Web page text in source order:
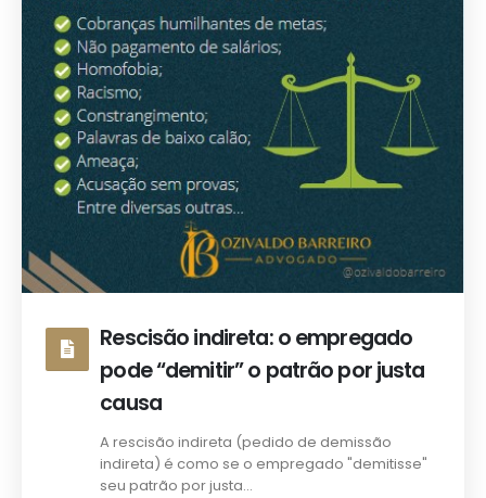
Rescisão indireta: o empregado
pode “demitir” o patrão por justa
causa
A rescisão indireta (pedido de demissão
indireta) é como se o empregado "demitisse"
seu patrão por justa...